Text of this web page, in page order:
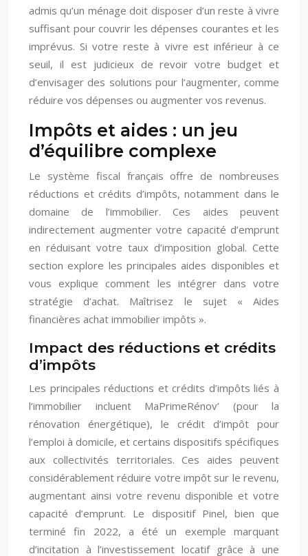
admis qu’un ménage doit disposer d’un reste à vivre
suffisant pour couvrir les dépenses courantes et les
imprévus. Si votre reste à vivre est inférieur à ce
seuil, il est judicieux de revoir votre budget et
d’envisager des solutions pour l’augmenter, comme
réduire vos dépenses ou augmenter vos revenus.
Impôts et aides : un jeu
d’équilibre complexe
Le système fiscal français offre de nombreuses
réductions et crédits d’impôts, notamment dans le
domaine de l’immobilier. Ces aides peuvent
indirectement augmenter votre capacité d’emprunt
en réduisant votre taux d’imposition global. Cette
section explore les principales aides disponibles et
vous explique comment les intégrer dans votre
stratégie d’achat. Maîtrisez le sujet « Aides
financières achat immobilier impôts ».
Impact des réductions et crédits
d’impôts
Les principales réductions et crédits d’impôts liés à
l’immobilier incluent MaPrimeRénov’ (pour la
rénovation énergétique), le crédit d’impôt pour
l’emploi à domicile, et certains dispositifs spécifiques
aux collectivités territoriales. Ces aides peuvent
considérablement réduire votre impôt sur le revenu,
augmentant ainsi votre revenu disponible et votre
capacité d’emprunt. Le dispositif Pinel, bien que
terminé fin 2022, a été un exemple marquant
d’incitation à l’investissement locatif grâce à une